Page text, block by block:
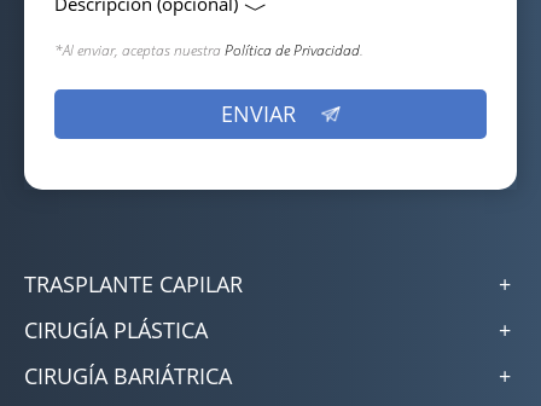
*Al enviar, aceptas nuestraPolítica de Privacidad.
TRASPLANTE CAPILAR
CIRUGÍA PLÁSTICA
CIRUGÍA BARIÁTRICA